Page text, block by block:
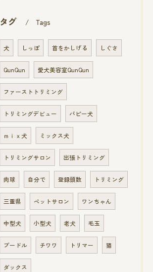
タグ Tags
犬 しっぽ 首をかしげる しぐさ
QunQun 愛犬美容室QunQun
ファーストトリミング
トリミングデビュー パピー犬
ｍｉｘ犬 ミックス犬
トリミングサロン 出張トリミング
肉球 自分で 登録頭数 トリミング
三重県 ペットサロン ワンちゃん
中型犬 小型犬 老犬 毛玉
プードル チワワ トリマー 猫
ダックス